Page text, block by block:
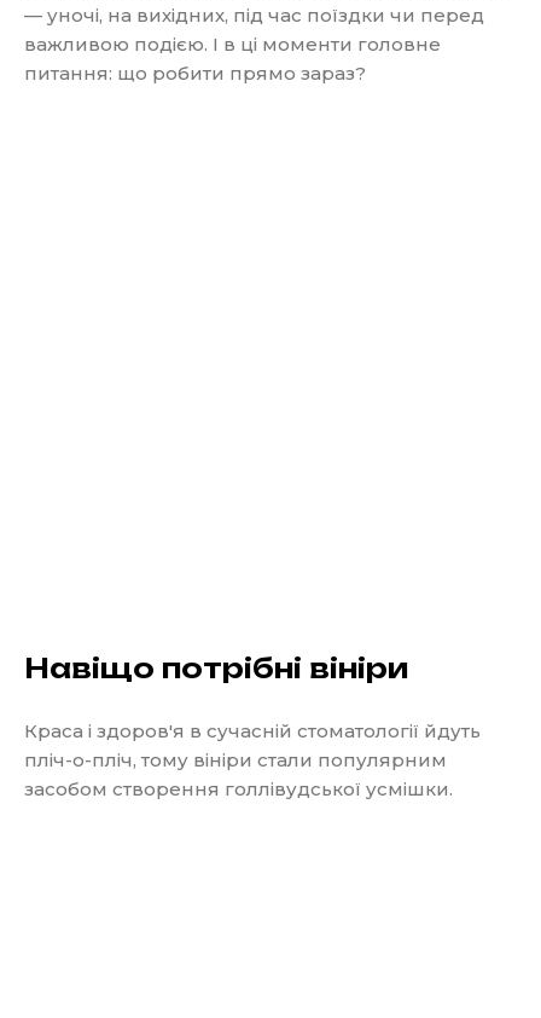
— уночі, на вихідних, під час поїздки чи перед
важливою подією. І в ці моменти головне
питання: що робити прямо зараз?
Навіщо потрібні вініри
Краса і здоров'я в сучасній стоматології йдуть
пліч-о-пліч, тому вініри стали популярним
засобом створення голлівудської усмішки.